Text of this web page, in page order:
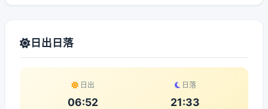
日出日落
日出
06:52
日落
21:33